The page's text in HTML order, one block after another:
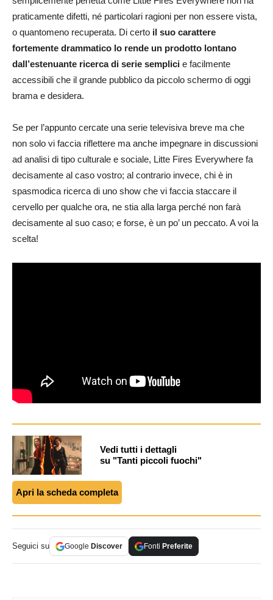
praticamente difetti, né particolari ragioni per non essere vista,
o quantomeno recuperata. Di certo il suo carattere
fortemente drammatico lo rende un prodotto lontano
dall’estenuante ricerca di serie semplici e facilmente
accessibili che il grande pubblico da piccolo schermo di oggi
brama e desidera.
Se per l’appunto cercate una serie televisiva breve ma che
non solo vi faccia riflettere ma anche impegnare in discussioni
ad analisi di tipo culturale e sociale, Litte Fires Everywhere fa
decisamente al caso vostro; al contrario invece, chi è in
spasmodica ricerca di uno show che vi faccia staccare il
cervello per qualche ora, ne stia alla larga perché non farà
decisamente al suo caso; e forse, è un po’ un peccato. A voi la
scelta!
Vedi tutti i dettagli
su "Tanti piccoli fuochi"
Apri la scheda completa
Seguici su Google Discover Fonti Preferite